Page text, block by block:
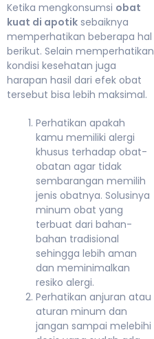
Ketika mengkonsumsi obat
kuat di apotik sebaiknya
memperhatikan beberapa hal
berikut. Selain memperhatikan
kondisi kesehatan juga
harapan hasil dari efek obat
tersebut bisa lebih maksimal.
Perhatikan apakah
kamu memiliki alergi
khusus terhadap obat-
obatan agar tidak
sembarangan memilih
jenis obatnya. Solusinya
minum obat yang
terbuat dari bahan-
bahan tradisional
sehingga lebih aman
dan meminimalkan
resiko alergi.
Perhatikan anjuran atau
aturan minum dan
jangan sampai melebihi